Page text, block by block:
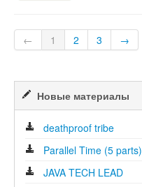
← 1 2 3 →
Новые материалы
deathproof tribe
Parallel Time (5 parts)
JAVA TECH LEAD